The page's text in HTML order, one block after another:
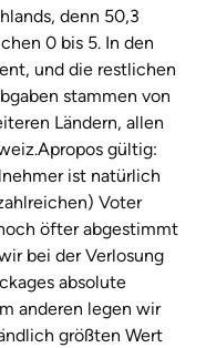
denn 50,3
0 bis 5. In den
und die restlichen
stammen von
Ländern, allen
gültig:
ist natürlich
Voter
öfter abgestimmt
bei der Verlosung
absolute
anderen legen wir
größten Wert